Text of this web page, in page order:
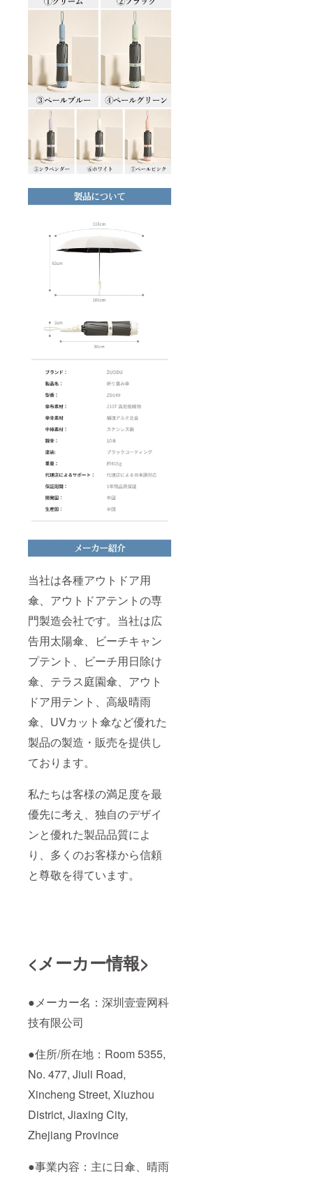
当社は各種アウトドア用
傘、アウトドアテントの専
門製造会社です。当社は広
告用太陽傘、ビーチキャン
プテント、ビーチ用日除け
傘、テラス庭園傘、アウト
ドア用テント、高級晴雨
傘、UVカット傘など優れた
製品の製造・販売を提供し
ております。
私たちは客様の満足度を最
優先に考え、独自のデザイ
ンと優れた製品品質によ
り、多くのお客様から信頼
と尊敬を得ています。
<メーカー情報>
●メーカー名：深圳壹壹网科
技有限公司
●住所/所在地：Room 5355,
No. 477, Jiuli Road,
Xincheng Street, Xiuzhou
District, Jiaxing City,
Zhejiang Province
●事業内容：主に日傘、晴雨